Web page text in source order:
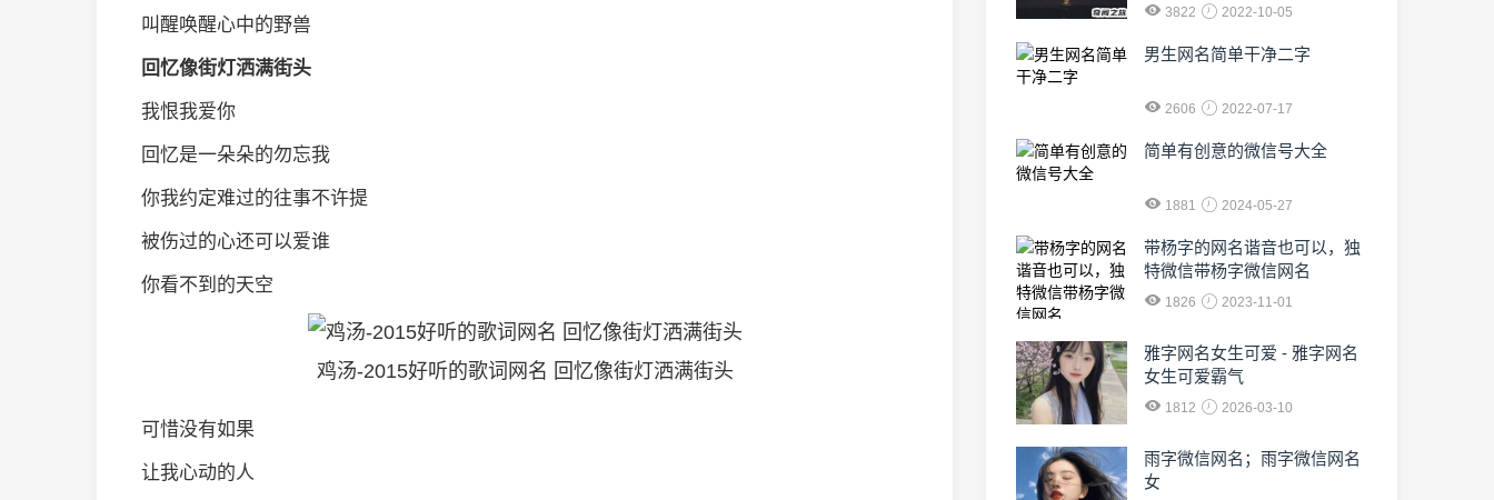
叫醒唤醒心中的野兽
回忆像街灯洒满街头
我恨我爱你
回忆是一朵朵的勿忘我
你我约定难过的往事不许提
被伤过的心还可以爱谁
你看不到的天空
鸡汤-2015好听的歌词网名 回忆像街灯洒满街头
可惜没有如果
让我心动的人
3822 2022-10-05
男生网名简单干净二字
2606 2022-07-17
简单有创意的微信号大全
1881 2024-05-27
​带杨字的网名谐音也可以，独
特微信带杨字微信网名
1826 2023-11-01
雅字网名女生可爱 - 雅字网名
女生可爱霸气
1812 2026-03-10
雨字微信网名；雨字微信网名
女